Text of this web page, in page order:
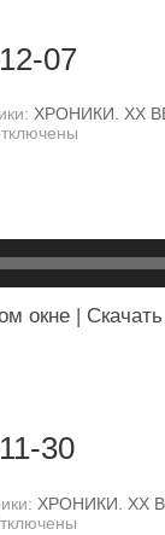
07
ХРОНИКИ. ХХ
окне
Скачать
30
ХРОНИКИ. ХХ